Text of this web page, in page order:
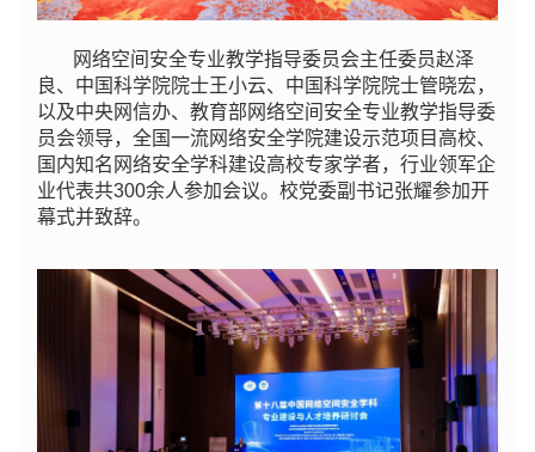
网络空间安全专业教学指导委员会主任委员赵泽
良、中国科学院院士王小云、中国科学院院士管晓宏，
以及中央网信办、教育部网络空间安全专业教学指导委
员会领导，全国⼀流网络安全学院建设示范项目高校、
国内知名网络安全学科建设高校专家学者，行业领军企
业代表共300余人参加会议。校党委副书记张耀参加开
幕式并致辞。